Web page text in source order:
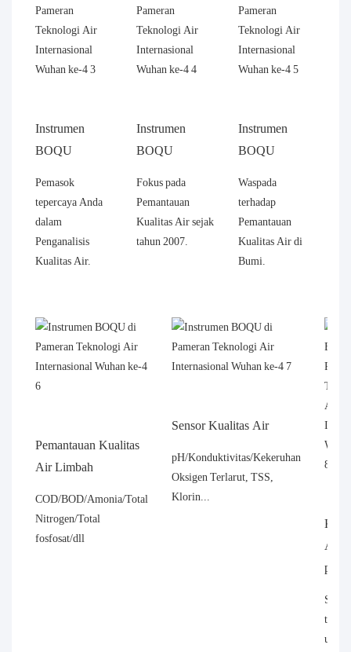
Instrumen
BOQU
Pemasok
tepercaya Anda
dalam
Penganalisis
Kualitas Air.
Instrumen
BOQU
Fokus pada
Pemantauan
Kualitas Air sejak
tahun 2007.
Instrumen
BOQU
Waspada
terhadap
Pemantauan
Kualitas Air di
Bumi.
Pemantauan Kualitas
Air Limbah
COD/BOD/Amonia/Total
Nitrogen/Total
fosfosat/dll
Sensor Kualitas Air
pH/Konduktivitas/Kekeruhan
Oksigen Terlarut, TSS,
Klorin...
Air
Solusi
untuk